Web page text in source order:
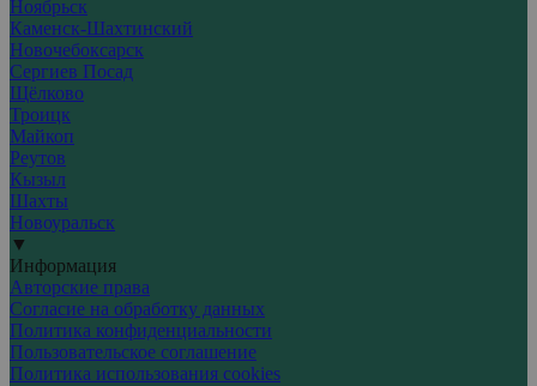
Ноябрьск
Каменск-Шахтинский
Новочебоксарск
Сергиев Посад
Щёлково
Троицк
Майкоп
Реутов
Кызыл
Шахты
Новоуральск
▼
Информация
Авторские права
Согласие на обработку данных
Политика конфиденциальности
Пользовательское соглашение
Политика использования cookies